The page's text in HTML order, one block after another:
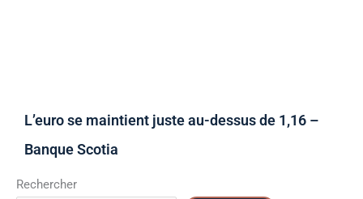
L’euro se maintient juste au-dessus de 1,16 –
Banque Scotia
Rechercher